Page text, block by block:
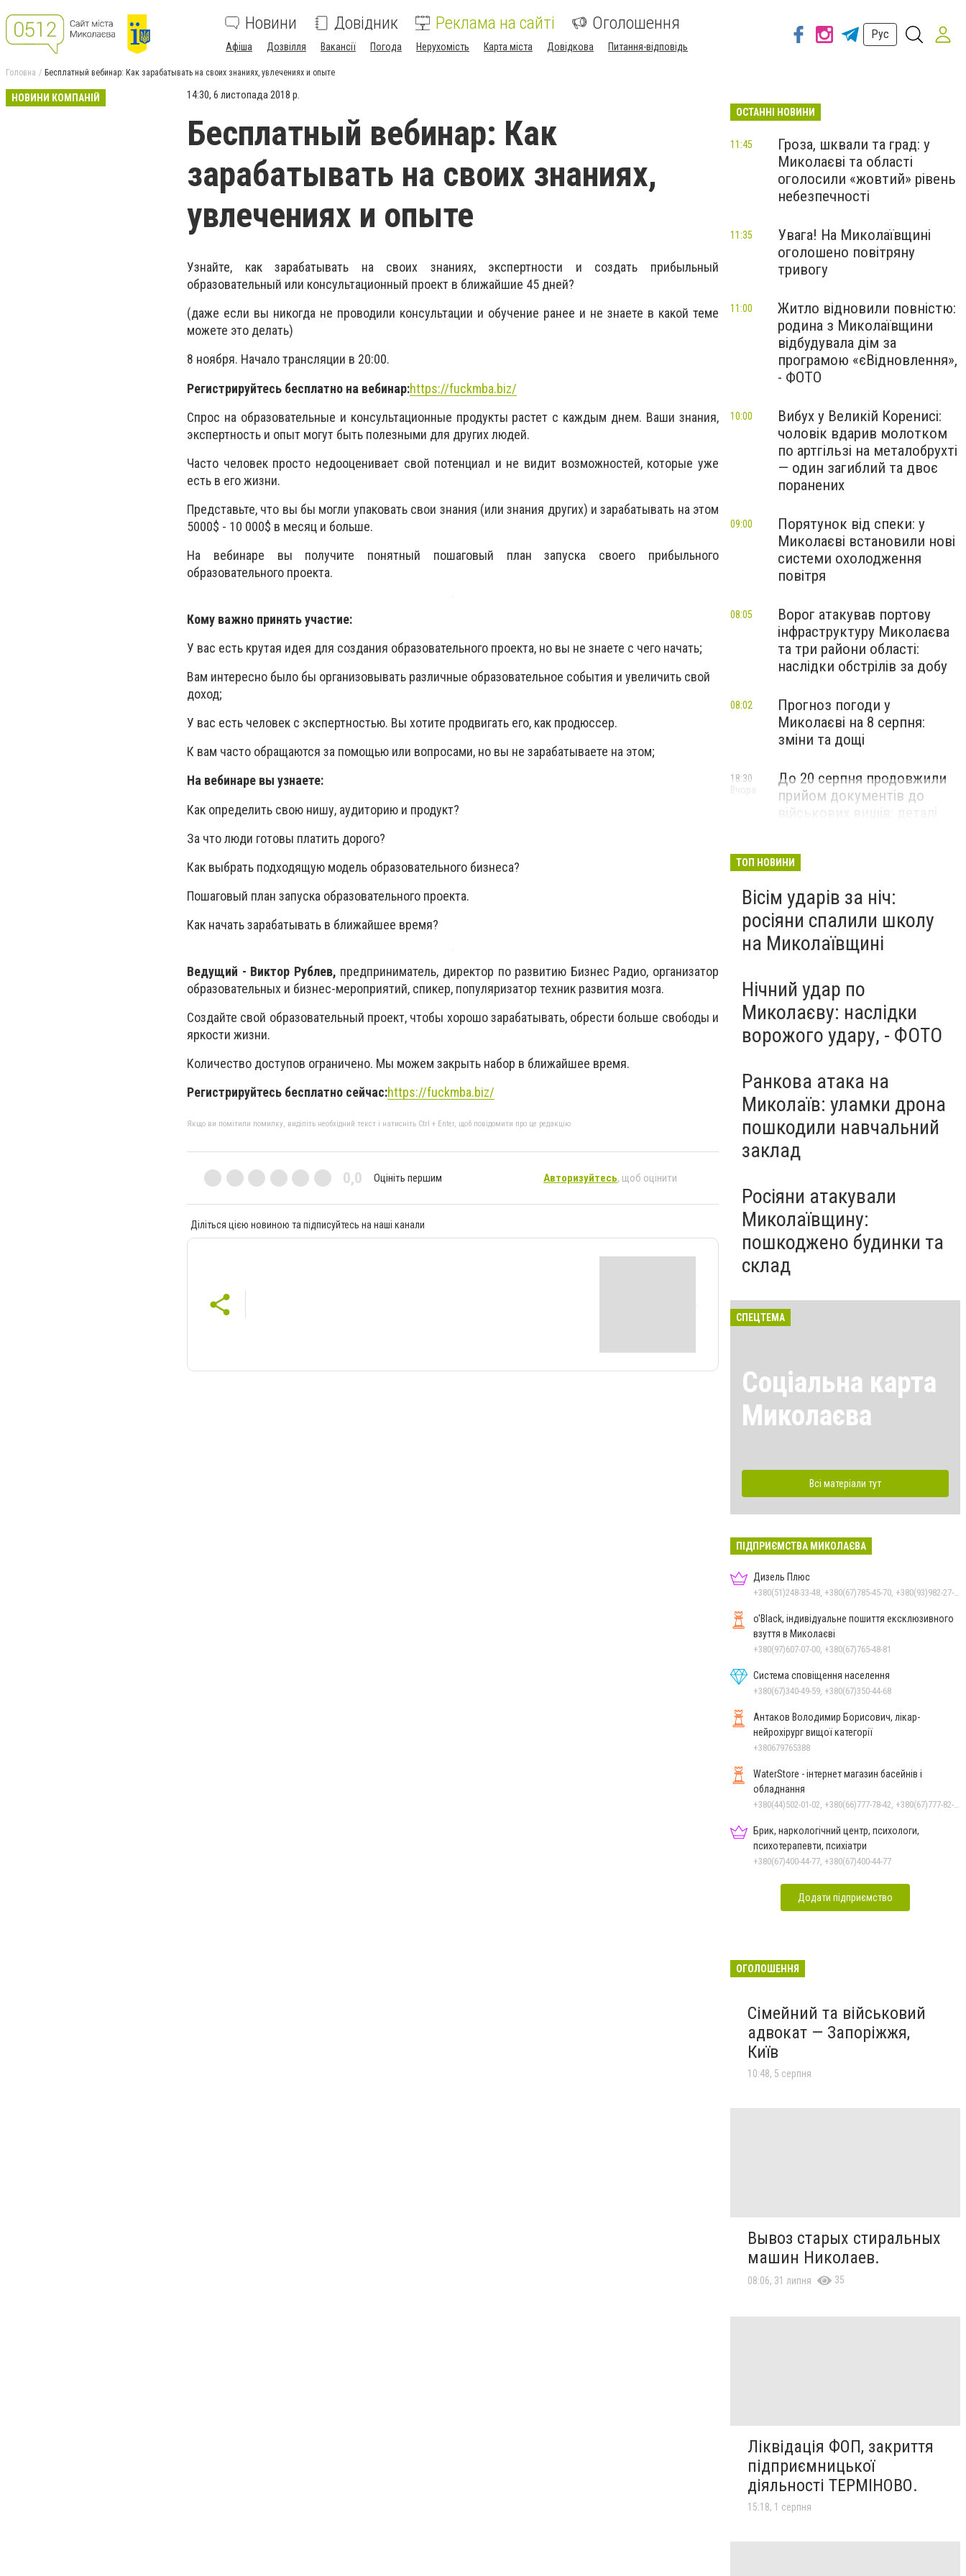
Новини Довідник Реклама на сайті Оголошення
Афіша Дозвілля Вакансії Погода Нерухомість Карта міста Довідкова Питання-відповідь
Рус
Головна Бесплатный вебинар: Как зарабатывать на своих знаниях, увлечениях и опыте
НОВИНИ КОМПАНІЙ 14:30, 6 листопада 2018 р.
Бесплатный вебинар: Как
зарабатывать на своих знаниях,
увлечениях и опыте
Узнайте, как зарабатывать на своих знаниях, экспертности и создать прибыльный
образовательный или консультационный проект в ближайшие 45 дней?
(даже если вы никогда не проводили консультации и обучение ранее и не знаете в какой теме
можете это делать)
8 ноября. Начало трансляции в 20:00.
Регистрируйтесь бесплатно на вебинар:https://fuckmba.biz/
Спрос на образовательные и консультационные продукты растет с каждым днем. Ваши знания,
экспертность и опыт могут быть полезными для других людей.
Часто человек просто недооценивает свой потенциал и не видит возможностей, которые уже
есть в его жизни.
Представьте, что вы бы могли упаковать свои знания (или знания других) и зарабатывать на этом
5000$ - 10 000$ в месяц и больше.
На вебинаре вы получите понятный пошаговый план запуска своего прибыльного
образовательного проекта.
Кому важно принять участие:
У вас есть крутая идея для создания образовательного проекта, но вы не знаете с чего начать;
Вам интересно было бы организовывать различные образовательное события и увеличить свой
доход;
У вас есть человек с экспертностью. Вы хотите продвигать его, как продюссер.
К вам часто обращаются за помощью или вопросами, но вы не зарабатываете на этом;
На вебинаре вы узнаете:
Как определить свою нишу, аудиторию и продукт?
За что люди готовы платить дорого?
Как выбрать подходящую модель образовательного бизнеса?
Пошаговый план запуска образовательного проекта.
Как начать зарабатывать в ближайшее время?
Ведущий - Виктор Рублев, предприниматель, директор по развитию Бизнес Радио, организатор
образовательных и бизнес-мероприятий, спикер, популяризатор техник развития мозга.
Создайте свой образовательный проект, чтобы хорошо зарабатывать, обрести больше свободы и
яркости жизни.
Количество доступов ограничено. Мы можем закрыть набор в ближайшее время.
Регистрируйтесь бесплатно сейчас:https://fuckmba.biz/
Якщо ви помітили помилку, виділіть необхідний текст і натисніть Ctrl + Enter, щоб повідомити про це редакцію
0,0 Оцініть першим Авторизуйтесь, щоб оцінити
Діліться цією новиною та підписуйтесь на наші канали
ОСТАННІ НОВИНИ
Гроза, шквали та град: у
Миколаєві та області
оголосили «жовтий» рівень
небезпечності
11:45
Увага! На Миколаївщині
оголошено повітряну
тривогу
11:35
Житло відновили повністю:
родина з Миколаївщини
відбудувала дім за
програмою «єВідновлення»,
- ФОТО
11:00
Вибух у Великій Коренисі:
чоловік вдарив молотком
по артгільзі на металобрухті
— один загиблий та двоє
поранених
10:00
Порятунок від спеки: у
Миколаєві встановили нові
системи охолодження
повітря
09:00
Ворог атакував портову
інфраструктуру Миколаєва
та три райони області:
наслідки обстрілів за добу
08:05
Прогноз погоди у
Миколаєві на 8 серпня:
зміни та дощі
08:02
До 20 серпня продовжили
прийом документів до
військових вишів: деталі
18:30
Вчора
ТОП НОВИНИ
Вісім ударів за ніч:
росіяни спалили школу
на Миколаївщині
Нічний удар по
Миколаєву: наслідки
ворожого удару, - ФОТО
Ранкова атака на
Миколаїв: уламки дрона
пошкодили навчальний
заклад
Росіяни атакували
Миколаївщину:
пошкоджено будинки та
склад
СПЕЦТЕМА
Соціальна карта
Миколаєва
Всі матеріали тут
ПІДПРИЄМСТВА МИКОЛАЄВА
Дизель Плюс
o'Black, індивідуальне пошиття ексклюзивного
взуття в Миколаєві
+380(97)607-07-00, +380(67)765-48-81
Система сповіщення населення
+380(67)340-49-59, +380(67)350-44-68
Антаков Володимир Борисович, лікар-
нейрохірург вищої категорії
+380679765388
WaterStore - інтернет магазин басейнів і
обладнання
Брик, наркологічний центр, психологи,
психотерапевти, психіатри
+380(67)400-44-77, +380(67)400-44-77
Додати підприємство
ОГОЛОШЕННЯ
Сімейний та військовий
адвокат — Запоріжжя,
Київ
10:48, 5 серпня
Вывоз старых стиральных
машин Николаев.
08:06, 31 липня 35
Ліквідація ФОП, закриття
підприємницької
діяльності ТЕРМІНОВО.
15:18, 1 серпня